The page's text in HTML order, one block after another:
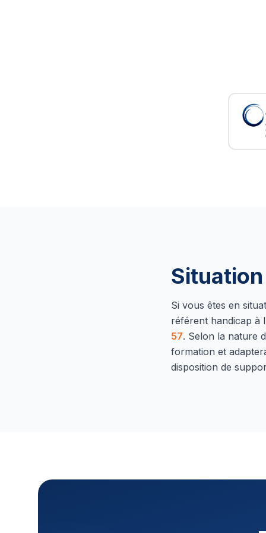
Si vous êtes en
référent handicap à
57. Selon la nature
formation et
disposition de